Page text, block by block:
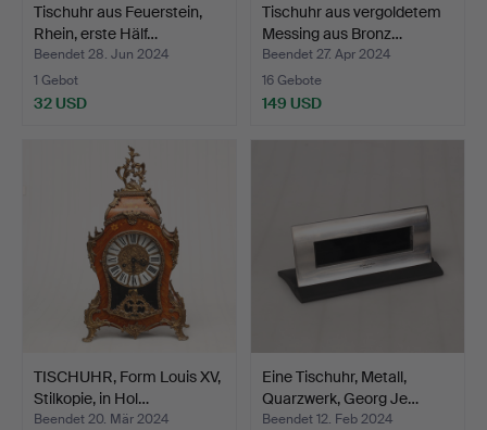
Tischuhr aus Feuerstein,
Rhein, erste Hälf…
Beendet 28. Jun 2024
1 Gebot
32 USD
Tischuhr aus vergoldetem
Messing aus Bronz…
Beendet 27. Apr 2024
16 Gebote
149 USD
TISCHUHR, Form Louis XV,
Stilkopie, in Hol…
Beendet 20. Mär 2024
Eine Tischuhr, Metall,
Quarzwerk, Georg Je…
Beendet 12. Feb 2024